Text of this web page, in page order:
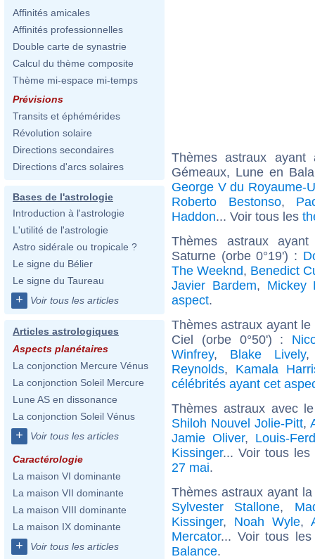
Affinités amicales
Affinités professionnelles
Double carte de synastrie
Calcul du thème composite
Thème mi-espace mi-temps
Prévisions
Transits et éphémérides
Révolution solaire
Directions secondaires
Directions d'arcs solaires
Bases de l'astrologie
Introduction à l'astrologie
L'utilité de l'astrologie
Astro sidérale ou tropicale ?
Le signe du Bélier
Le signe du Taureau
+ Voir tous les articles
Articles astrologiques
Aspects planétaires
La conjonction Mercure Vénus
La conjonction Soleil Mercure
Lune AS en dissonance
La conjonction Soleil Vénus
+ Voir tous les articles
Caractérologie
La maison VI dominante
La maison VII dominante
La maison VIII dominante
La maison IX dominante
+ Voir tous les articles
Thèmes astraux
Gémeaux, Lune en
George V du Royaume-
Roberto Bestonso,
Haddon... Voir tous les
Thèmes astraux
Saturne (orbe 0°19') :
The Weeknd, Benedict
Javier Bardem, Mickey
aspect.
Thèmes astraux ayant
Ciel (orbe 0°50') :
Winfrey, Blake Lively
Reynolds, Kamala
célébrités ayant cet
Thèmes astraux avec
Shiloh Nouvel Jolie-Pitt,
Jamie Oliver, Louis-
Kissinger... Voir tous les
27 mai.
Thèmes astraux ayant
Sylvester Stallone,
Kissinger, Noah Wyle,
Mercator... Voir tous
Balance.